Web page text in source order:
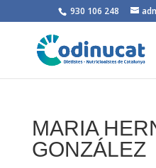
930 106 248
MARIA
GONZÁLEZ